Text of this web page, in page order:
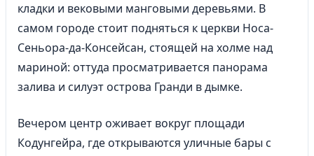
кладки и вековыми манговыми деревьями. В
самом городе стоит подняться к церкви Носа-
Сеньора-да-Консейсан, стоящей на холме над
мариной: оттуда просматривается панорама
залива и силуэт острова Гранди в дымке.
Вечером центр оживает вокруг площади
Кодунгейра, где открываются уличные бары с